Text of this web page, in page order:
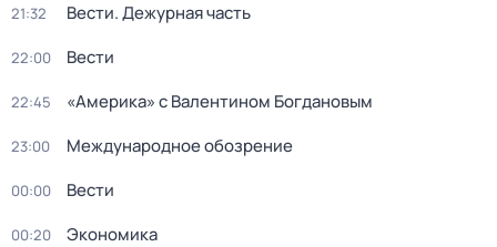
21:32 Вести. Дежурная часть
22:00 Вести
22:45 «Америка» с Валентином Богдановым
23:00 Международное обозрение
00:00 Вести
00:20 Экономика